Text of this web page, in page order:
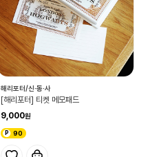
해리포터/신·동·사
[해리포터] 티켓 메모패드
9,000
90